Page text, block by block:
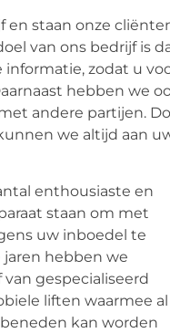
en staan onze
van ons bedrijf is
zodat u
hebben we
andere partijen.
we altijd aan
enthousiaste en
staan om met
uw inboedel te
jaren hebben we
gespecialiseerd
liften waarmee
kan worden